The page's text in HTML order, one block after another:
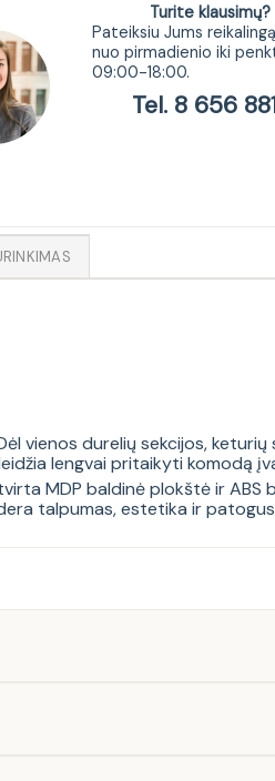
Turite
Pateiksiu Jums
nuo pirmadienio iki
09:00-18:00.
Tel. 8 656
vienos durelių sekcijos,
lengvai pritaikyti komodą
MDP baldinė plokštė ir ABS
talpumas, estetika ir